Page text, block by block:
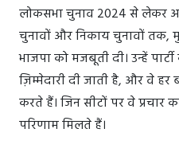
लोकसभा चुनाव 2024 से लेकर
चुनावों और निकाय चुनावों तक,
भाजपा को मजबूती दी। उन्हें
ज़िम्मेदारी दी जाती है, और वे हर
करते हैं। जिन सीटों पर वे प्रचार
परिणाम मिलते हैं।